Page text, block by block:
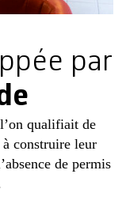
par
qualifiait de
construire leur
de permis